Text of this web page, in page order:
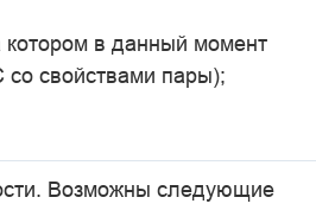
котором в данный момент
со свойствами пары);
Возможны следующие